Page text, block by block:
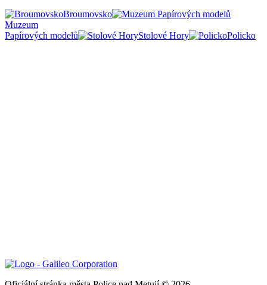
Broumovsko
Muzeum
Papírových modelů
Stolové Hory Policko